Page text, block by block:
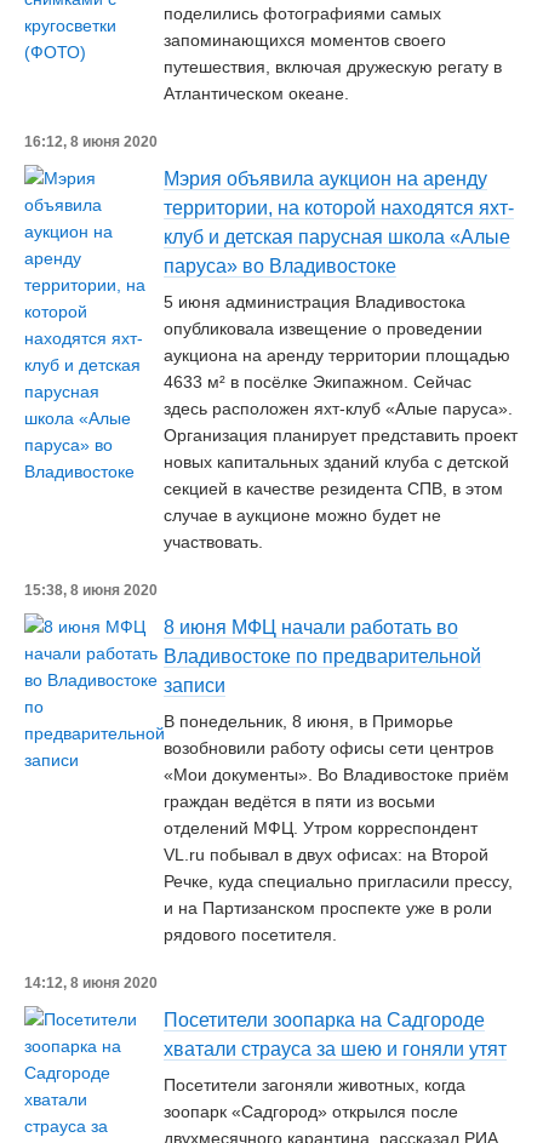
поделились фотографиями самых
запоминающихся моментов своего
путешествия, включая дружескую регату в
Атлантическом океане.
16:12, 8 июня 2020
Мэрия объявила аукцион на аренду
территории, на которой находятся яхт-
клуб и детская парусная школа «Алые
паруса» во Владивостоке
5 июня администрация Владивостока
опубликовала извещение о проведении
аукциона на аренду территории площадью
4633 м² в посёлке Экипажном. Сейчас
здесь расположен яхт-клуб «Алые паруса».
Организация планирует представить проект
новых капитальных зданий клуба с детской
секцией в качестве резидента СПВ, в этом
случае в аукционе можно будет не
участвовать.
15:38, 8 июня 2020
8 июня МФЦ начали работать во
Владивостоке по предварительной
записи
В понедельник, 8 июня, в Приморье
возобновили работу офисы сети центров
«Мои документы». Во Владивостоке приём
граждан ведётся в пяти из восьми
отделений МФЦ. Утром корреспондент
VL.ru побывал в двух офисах: на Второй
Речке, куда специально пригласили прессу,
и на Партизанском проспекте уже в роли
рядового посетителя.
14:12, 8 июня 2020
Посетители зоопарка на Садгороде
хватали страуса за шею и гоняли утят
Посетители загоняли животных, когда
зоопарк «Садгород» открылся после
двухмесячного карантина, рассказал РИА